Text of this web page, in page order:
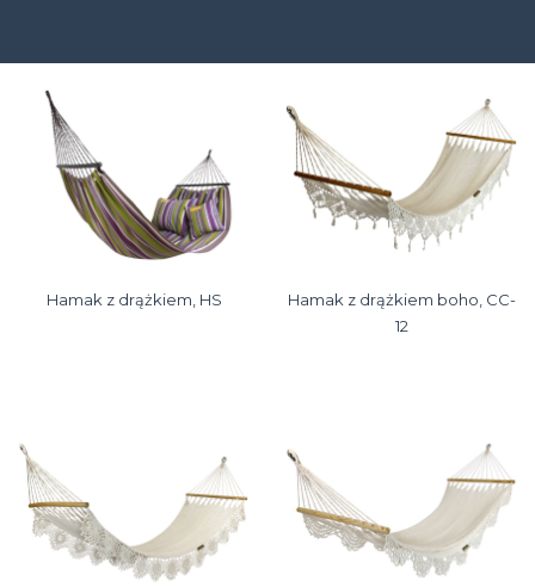
Hamak z drążkiem, HS
Hamak z drążkiem boho, CC-
12